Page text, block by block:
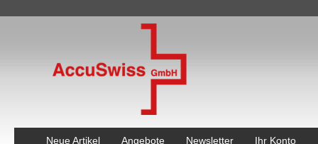
Neue Artikel Angebote Newsletter Ihr Konto